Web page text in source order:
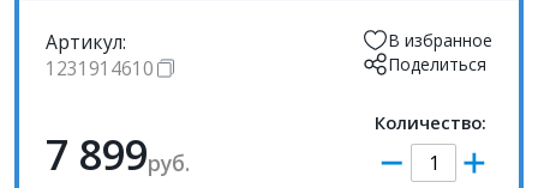
Артикул:
1231914610
В избранное
Поделиться
7 899руб.
Количество: